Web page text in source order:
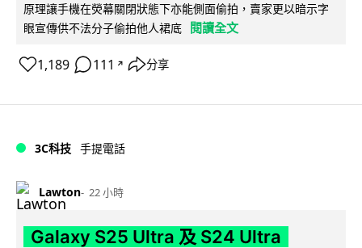
原理讓手機在熒幕關閉狀態下亦能側面偷拍，賣家更以暗示字
眼宣傳供不法分子偷拍他人裙底
閱讀全文
1,189 111 ↗ 分享
3C科技 手提電話
Lawton 22 小時
Galaxy S25 Ultra 及 S24 Ultra